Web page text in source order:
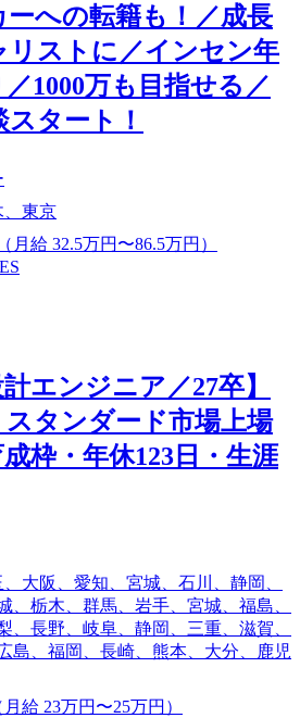
ーへの転籍も！／成長
リストに／インセン年
1000万も目指せる／
タート！
、東京
月給 32.5万円〜86.5万円）
エンジニア／27卒】
タンダード市場上場
枠・年休123日・生涯
大阪、愛知、宮城、石川、静岡、
、栃木、群馬、岩手、宮城、福島、
、長野、岐阜、静岡、三重、滋賀、
島、福岡、長崎、熊本、大分、鹿児
給 23万円〜25万円）